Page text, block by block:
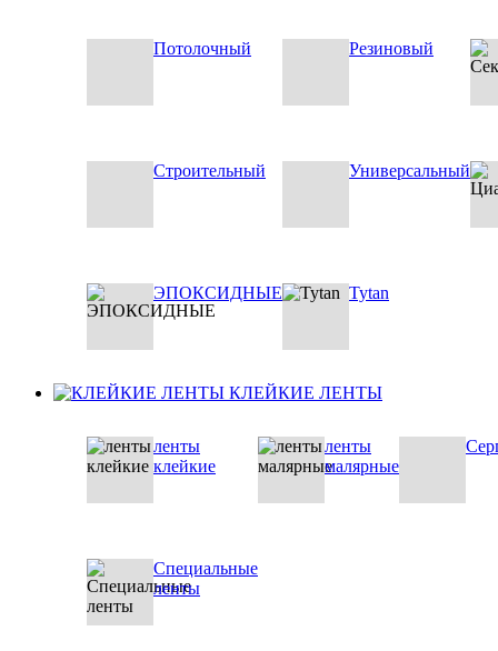
Потолочный Резиновый
Строительный Универсальный
ЭПОКСИДНЫЕ Tytan
КЛЕЙКИЕ ЛЕНТЫ
ленты
клейкие
ленты
малярные
Специальные
ленты